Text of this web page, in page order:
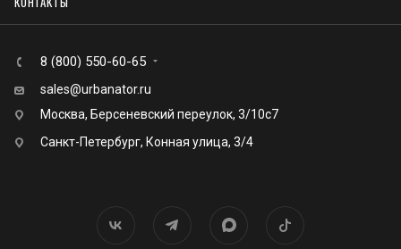
8 (800) 550-60-65
sales@urbanator.ru
Москва, Берсеневский переулок, 3/10с7
Санкт-Петербург, Конная улица, 3/4